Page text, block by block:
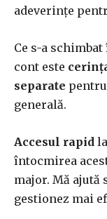
adeverințe
Ce s-a
cont este
separate
generală.
Accesul rapid
întocmirea
major. Mă ajută
gestionez mai